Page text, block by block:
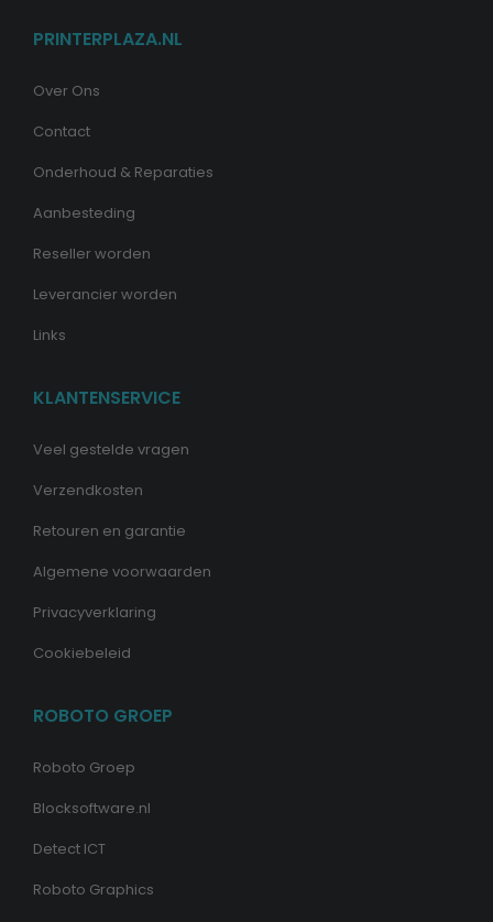
PRINTERPLAZA.NL
Over Ons
Contact
Onderhoud & Reparaties
Aanbesteding
Reseller worden
Leverancier worden
Links
KLANTENSERVICE
Veel gestelde vragen
Verzendkosten
Retouren en garantie
Algemene voorwaarden
Privacyverklaring
Cookiebeleid
ROBOTO GROEP
Roboto Groep
Blocksoftware.nl
Detect ICT
Roboto Graphics